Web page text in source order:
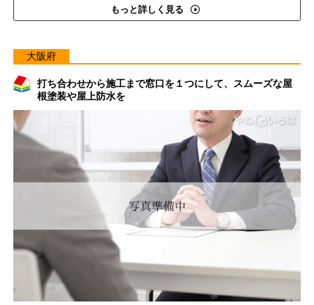
もっと詳しく見る
大阪府
打ち合わせから施工まで窓口を１つにして、スムーズな屋
根塗装や屋上防水を